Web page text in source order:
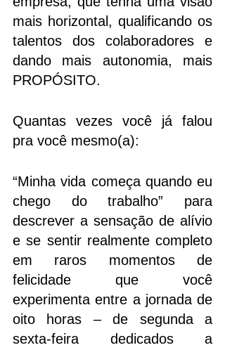
mais horizontal, qualificando os
talentos dos colaboradores e
dando mais autonomia, mais
PROPÓSITO.
Quantas vezes você já falou
pra você mesmo(a):
“Minha vida começa quando eu
chego do trabalho” para
descrever a sensação de alívio
e se sentir realmente completo
em raros momentos de
felicidade que você
experimenta entre a jornada de
oito horas – de segunda a
sexta-feira dedicados a